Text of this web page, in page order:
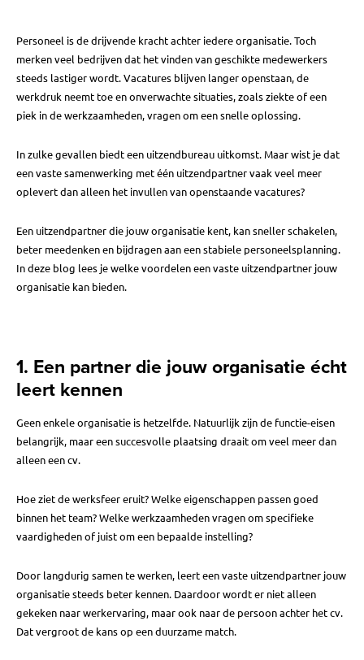
Personeel is de drijvende kracht achter iedere organisatie. Toch
merken veel bedrijven dat het vinden van geschikte medewerkers
steeds lastiger wordt. Vacatures blijven langer openstaan, de
werkdruk neemt toe en onverwachte situaties, zoals ziekte of een
piek in de werkzaamheden, vragen om een snelle oplossing.
In zulke gevallen biedt een uitzendbureau uitkomst. Maar wist je dat
een vaste samenwerking met één uitzendpartner vaak veel meer
oplevert dan alleen het invullen van openstaande vacatures?
Een uitzendpartner die jouw organisatie kent, kan sneller schakelen,
beter meedenken en bijdragen aan een stabiele personeelsplanning.
In deze blog lees je welke voordelen een vaste uitzendpartner jouw
organisatie kan bieden.
1. Een partner die jouw organisatie écht
leert kennen
Geen enkele organisatie is hetzelfde. Natuurlijk zijn de functie-eisen
belangrijk, maar een succesvolle plaatsing draait om veel meer dan
alleen een cv.
Hoe ziet de werksfeer eruit? Welke eigenschappen passen goed
binnen het team? Welke werkzaamheden vragen om specifieke
vaardigheden of juist om een bepaalde instelling?
Door langdurig samen te werken, leert een vaste uitzendpartner jouw
organisatie steeds beter kennen. Daardoor wordt er niet alleen
gekeken naar werkervaring, maar ook naar de persoon achter het cv.
Dat vergroot de kans op een duurzame match.